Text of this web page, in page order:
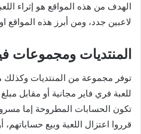
الهدف من هذه المواقع هو إثراء
لاعبين جدد، ومن أبرز هذه المواقع
المنتديات ومجموعات
توفر مجموعة من المنتديات
للعبة فري فاير مجانية أو مقابل
تكون الحسابات المطروحة إما
قرروا اعتزال اللعبة وبيع